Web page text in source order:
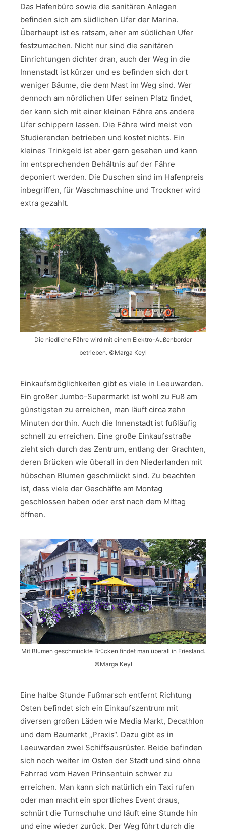
Das Hafenbüro sowie die sanitären Anlagen
befinden sich am südlichen Ufer der Marina.
Überhaupt ist es ratsam, eher am südlichen Ufer
festzumachen. Nicht nur sind die sanitären
Einrichtungen dichter dran, auch der Weg in die
Innenstadt ist kürzer und es befinden sich dort
weniger Bäume, die dem Mast im Weg sind. Wer
dennoch am nördlichen Ufer seinen Platz findet,
der kann sich mit einer kleinen Fähre ans andere
Ufer schippern lassen. Die Fähre wird meist von
Studierenden betrieben und kostet nichts. Ein
kleines Trinkgeld ist aber gern gesehen und kann
im entsprechenden Behältnis auf der Fähre
deponiert werden. Die Duschen sind im Hafenpreis
inbegriffen, für Waschmaschine und Trockner wird
extra gezahlt.
Die niedliche Fähre wird mit einem Elektro-Außenborder
betrieben. ©Marga Keyl
Einkaufsmöglichkeiten gibt es viele in Leeuwarden.
Ein großer Jumbo-Supermarkt ist wohl zu Fuß am
günstigsten zu erreichen, man läuft circa zehn
Minuten dorthin. Auch die Innenstadt ist fußläufig
schnell zu erreichen. Eine große Einkaufsstraße
zieht sich durch das Zentrum, entlang der Grachten,
deren Brücken wie überall in den Niederlanden mit
hübschen Blumen geschmückt sind. Zu beachten
ist, dass viele der Geschäfte am Montag
geschlossen haben oder erst nach dem Mittag
öffnen.
Mit Blumen geschmückte Brücken findet man überall in Friesland.
©Marga Keyl
Eine halbe Stunde Fußmarsch entfernt Richtung
Osten befindet sich ein Einkaufszentrum mit
diversen großen Läden wie Media Markt, Decathlon
und dem Baumarkt „Praxis“. Dazu gibt es in
Leeuwarden zwei Schiffsausrüster. Beide befinden
sich noch weiter im Osten der Stadt und sind ohne
Fahrrad vom Haven Prinsentuin schwer zu
erreichen. Man kann sich natürlich ein Taxi rufen
oder man macht ein sportliches Event draus,
schnürt die Turnschuhe und läuft eine Stunde hin
und eine wieder zurück. Der Weg führt durch die